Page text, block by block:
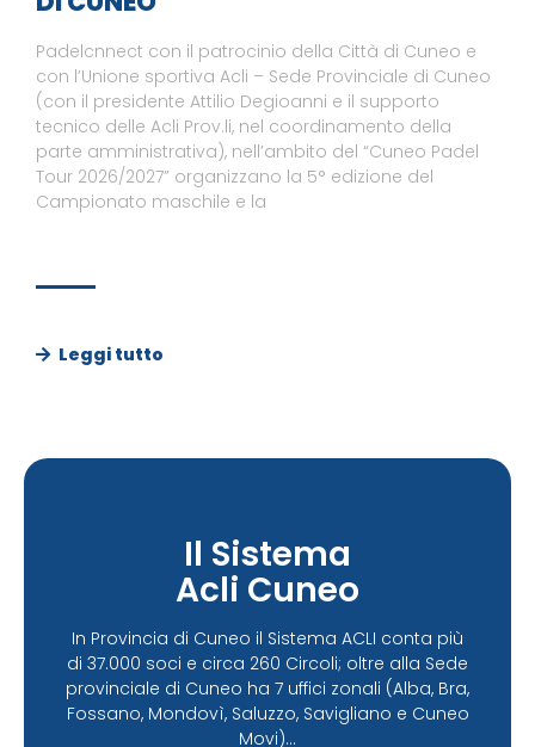
Padelcnnect con il patrocinio della Città di Cuneo e
con l’Unione sportiva Acli – Sede Provinciale di Cuneo
(con il presidente Attilio Degioanni e il supporto
tecnico delle Acli Prov.li, nel coordinamento della
parte amministrativa), nell’ambito del “Cuneo Padel
Tour 2026/2027” organizzano la 5° edizione del
Campionato maschile e la
Leggi tutto
Il Sistema
Acli Cuneo
In Provincia di Cuneo il Sistema ACLI conta più
di 37.000 soci e circa 260 Circoli; oltre alla Sede
provinciale di Cuneo ha 7 uffici zonali (Alba, Bra,
Fossano, Mondovì, Saluzzo, Savigliano e Cuneo
Movi)...